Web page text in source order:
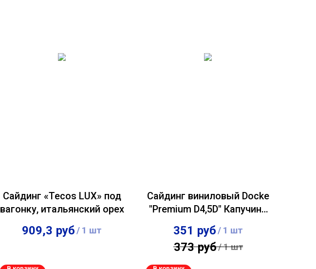
Сайдинг «Tecos LUX» под
вагонку, итальянский орех
909,3 руб/ 1 шт
Сайдинг виниловый Docke
"Premium D4,5D" Капучино
0,232х3,60м
351 руб/ 1 шт
373 руб/1 шт